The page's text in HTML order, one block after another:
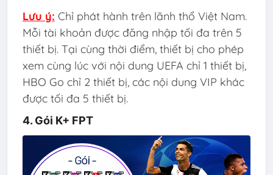
Lưu ý: Chỉ phát hành trên lãnh thổ Việt Nam.
Mỗi tài khoản được đăng nhập tối đa trên 5
thiết bị. Tại cùng thời điểm, thiết bị cho phép
xem cùng lúc với nội dung UEFA chỉ 1 thiết bị,
HBO Go chỉ 2 thiết bị, các nội dung VIP khác
được tối đa 5 thiết bị.
4. Gói K+ FPT